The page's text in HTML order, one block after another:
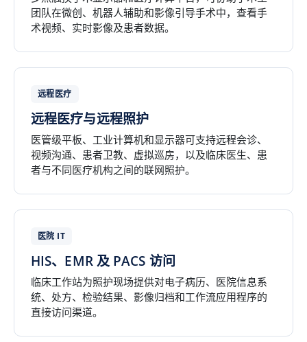
团队在微创、机器人辅助和影像引导手术中，查看手
术视频、实时影像及患者数据。
远程医疗
远程医疗与远程照护
医管级平板、工业计算机和显示器可支持远程会诊、
视频沟通、患者卫教、虚拟巡房，以及临床医生、患
者与不同医疗机构之间的联网照护。
医院 IT
HIS、EMR 及 PACS 访问
临床工作站为照护现场提供对电子病历、医院信息系
统、处方、检验结果、影像归档和工作流应用程序的
直接访问渠道。